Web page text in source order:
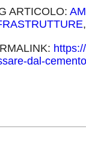
ARTICOLO:
dal-